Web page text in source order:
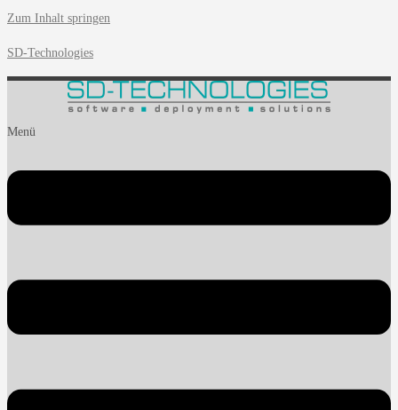
Zum Inhalt springen
SD-Technologies
Menü